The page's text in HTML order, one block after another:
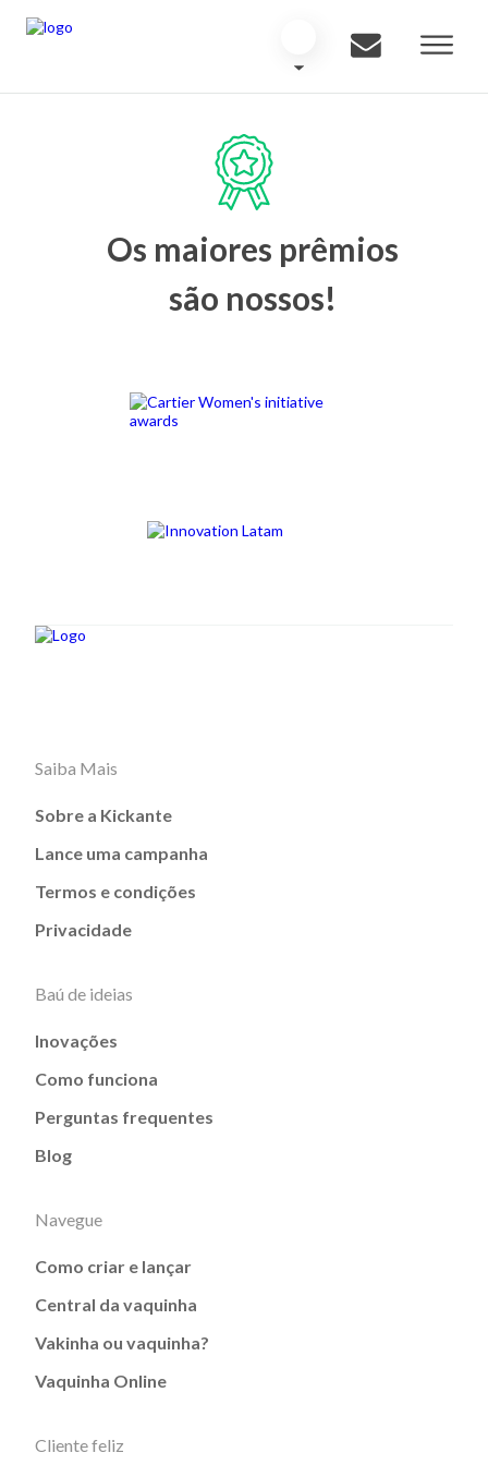
Os maiores prêmios
são nossos!
Saiba Mais
Sobre a Kickante
Lance uma campanha
Termos e condições
Privacidade
Baú de ideias
Inovações
Como funciona
Perguntas frequentes
Blog
Navegue
Como criar e lançar
Central da vaquinha
Vakinha ou vaquinha?
Vaquinha Online
Cliente feliz